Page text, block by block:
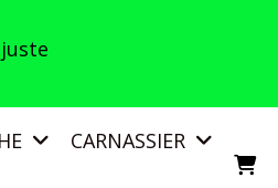
CARNASSIER